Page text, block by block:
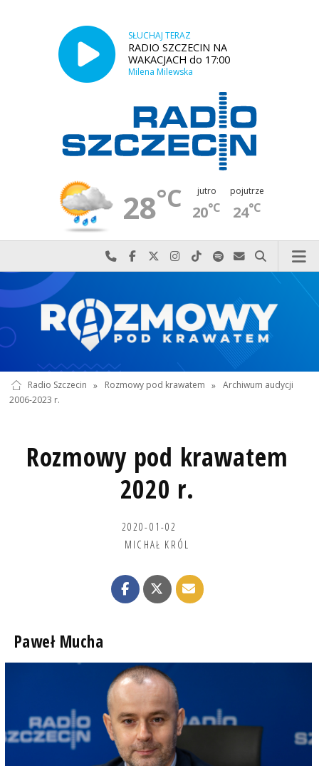
SŁUCHAJ TERAZ
RADIO SZCZECIN NA
WAKACJACH do 17:00
Milena Milewska
28°C jutro
20°C
pojutrze
24°C
Najlepiej po prostu do nas zadzwoń
Odwiedź nas na Facebook-u
Odwiedź nas na X
Odwiedź nas na Instagram-ie
Odwiedź nas na TikTok-u
Szukaj nas na Spotify
Wyślij do nas
Szukaj
Radio Szczecin » Rozmowy pod krawatem » Archiwum audycji
2006-2023 r.
Rozmowy pod krawatem
2020 r.
2020-01-02
MICHAŁ KRÓL
Paweł Mucha